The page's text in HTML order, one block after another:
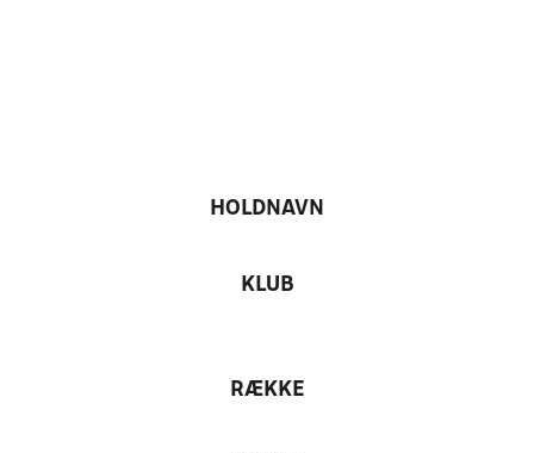
HOLDNAVN
KLUB
RÆKKE